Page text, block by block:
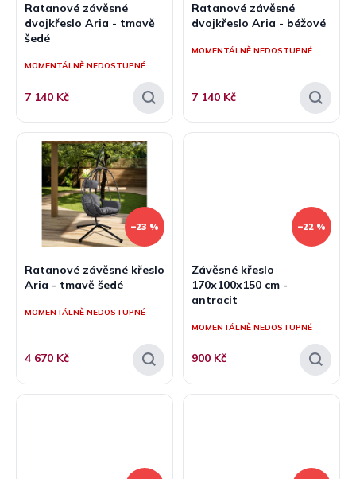
k
ů
Ratanové závěsné
dvojkřeslo Aria - tmavě
šedé
MOMENTÁLNĚ NEDOSTUPNÉ
7 140 Kč
Ratanové závěsné
dvojkřeslo Aria - béžové
MOMENTÁLNĚ NEDOSTUPNÉ
7 140 Kč
–23 %
Ratanové závěsné křeslo
Aria - tmavě šedé
MOMENTÁLNĚ NEDOSTUPNÉ
4 670 Kč
–22 %
Závěsné křeslo
170x100x150 cm -
antracit
MOMENTÁLNĚ NEDOSTUPNÉ
900 Kč